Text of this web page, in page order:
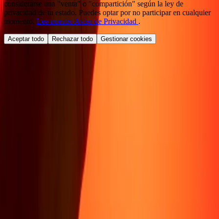
considerarse una "venta" o "compartición" según la ley de
privacidad de tu estado. Puedes optar por no participar en cualquier
momento. Lee nuestro Aviso de Privacidad .
Aceptar todo Rechazar todo Gestionar cookies